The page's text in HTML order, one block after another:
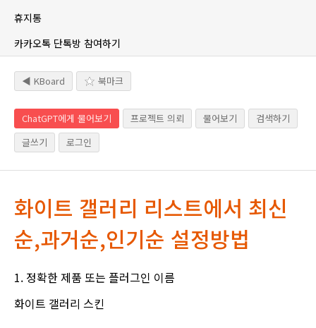
휴지통
카카오톡 단톡방 참여하기
◀ KBoard 북마크
ChatGPT에게 물어보기 프로젝트 의뢰 물어보기
검색하기
글쓰기
로그인
화이트 갤러리 리스트에서 최신
순,과거순,인기순 설정방법
1. 정확한 제품 또는 플러그인 이름
화이트 갤러리 스킨